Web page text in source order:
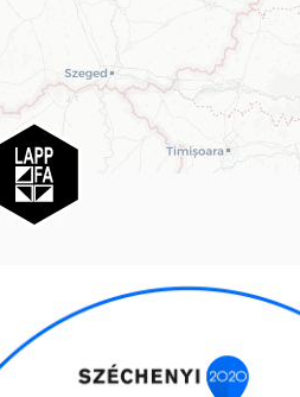
azonosító száma: AA5849163
Ügyfélszolgálat
+36 20 8515050